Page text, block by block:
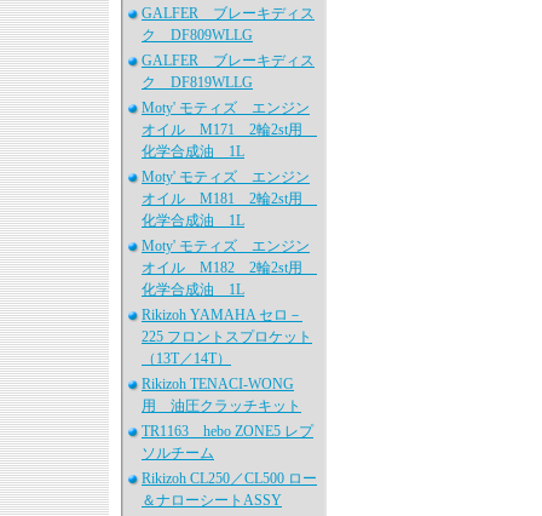
GALFER ブレーキディス
ク DF809WLLG
GALFER ブレーキディス
ク DF819WLLG
Moty' モティズ エンジン
オイル M171 2輪2st用
化学合成油 1L
Moty' モティズ エンジン
オイル M181 2輪2st用
化学合成油 1L
Moty' モティズ エンジン
オイル M182 2輪2st用
化学合成油 1L
Rikizoh YAMAHA セロ－
225 フロントスプロケット
（13T／14T）
Rikizoh TENACI-WONG
用 油圧クラッチキット
TR1163 hebo ZONE5 レプ
ソルチーム
Rikizoh CL250／CL500 ロー
＆ナローシートASSY